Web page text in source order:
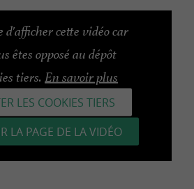
d'afficher cette vidéo car
êtes opposé au dépôt
tiers. En savoir plus
LES COOKIES TIERS
LA PAGE DE LA VIDÉO